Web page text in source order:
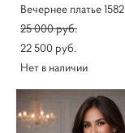
Вечернее платье 1582
25 000 pуб.
22 500 pуб.
Нет в наличии